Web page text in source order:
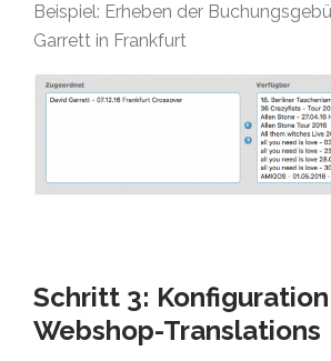
Beispiel: Erheben der
Garrett in Frankfurt
Schritt 3:
Webshop-Translations